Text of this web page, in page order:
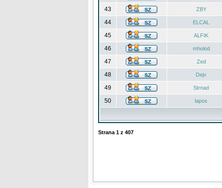
43
ZBY
44
ELCAL
45
ALFIK
46
mholod
47
Zed
48
Dejv
49
Strnad
50
lapos
Strana 1 z 407